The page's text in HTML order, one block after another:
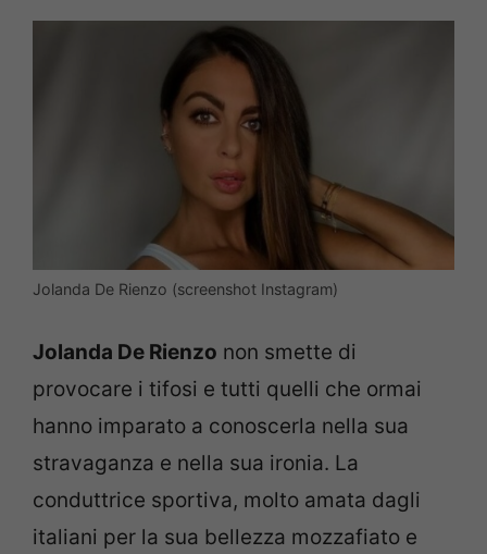
Jolanda De Rienzo (screenshot Instagram)
Jolanda De Rienzo non smette di
provocare i tifosi e tutti quelli che ormai
hanno imparato a conoscerla nella sua
stravaganza e nella sua ironia. La
conduttrice sportiva, molto amata dagli
italiani per la sua bellezza mozzafiato e